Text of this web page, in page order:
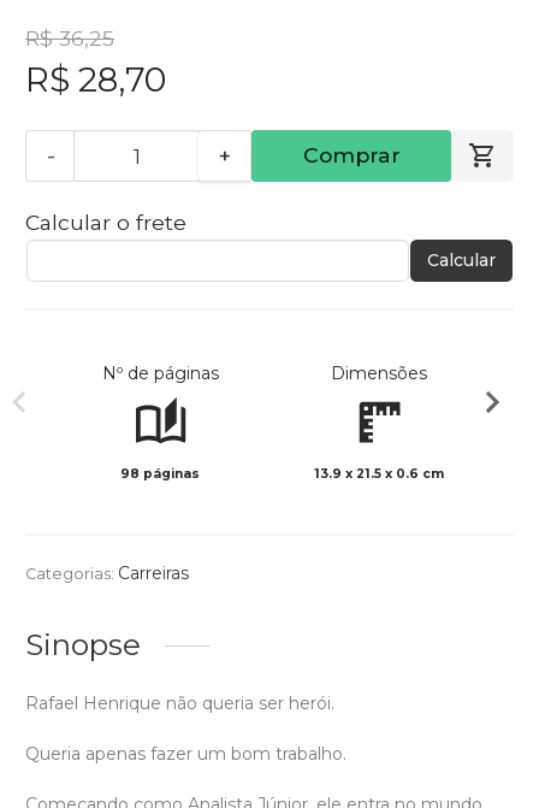
R$ 36,25
R$ 28,70
- + Comprar
Calcular o frete
Calcular
Nº de páginas
98 páginas
Dimensões
13.9 x 21.5 x 0.6 cm
Categorias: Carreiras
Sinopse
Rafael Henrique não queria ser herói.
Queria apenas fazer um bom trabalho.